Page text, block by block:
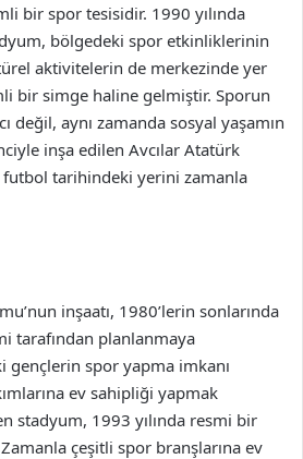
bir spor tesisidir. 1990 yılında
bölgedeki spor etkinliklerinin
aktivitelerin de merkezinde yer
bir simge haline gelmiştir. Sporun
değil, aynı zamanda sosyal yaşamın
inşa edilen Avcılar Atatürk
futbol tarihindeki yerini zamanla
inşaatı, 1980’lerin sonlarında
tarafından planlanmaya
gençlerin spor yapma imkanı
ev sahipliği yapmak
stadyum, 1993 yılında resmi bir
çeşitli spor branşlarına ev